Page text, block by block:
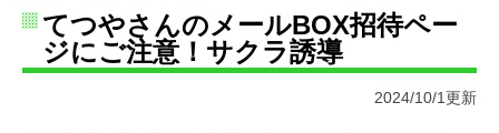
てつやさんのメールBOX招待ペー
ジにご注意！サクラ誘導
2024/10/1更新